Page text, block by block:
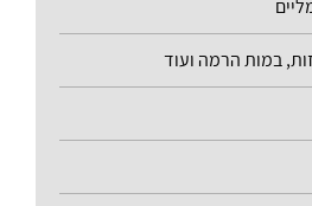
במות הרמה ועוד